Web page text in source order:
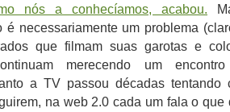
nós a conhecíamos, acabou.
é necessariamente um problema
que filmam suas garotas e
merecendo um
a TV passou décadas tentando
na web 2.0 cada um fala o que